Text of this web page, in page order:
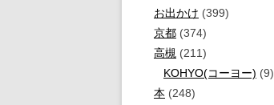
お出かけ (399)
京都 (374)
高槻 (211)
KOHYO(コーヨー) (9)
本 (248)